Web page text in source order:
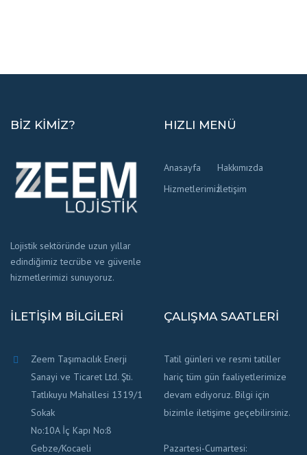
BIZ KIMIZ?
Lojistik sektöründe uzun yıllar
edindiğimiz tecrübe ve güvenle
hizmetlerimizi sunuyoruz.
HIZLI MENÜ
Anasayfa
Hakkımızda
Hizmetlerimizİletişim
İLETIŞIM BILGILERI
Zeem Taşımacılık Enerji
Sanayi ve Ticaret Ltd. Şti.
Tatlıkuyu Mahallesi 1319/1
Sokak
No:10A İç Kapı No:8
Gebze/Kocaeli
ÇALIŞMA SAATLERI
Tatil günleri ve resmi tatiller
hariç tüm gün faaliyetlerimize
devam ediyoruz. Bilgi için
bizimle iletişime geçebilirsiniz.
Pazartesi-Cumartesi: